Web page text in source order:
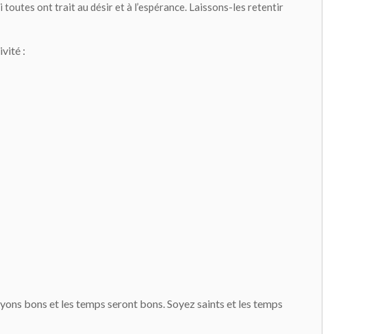
ont trait au désir et à l’espérance. Laissons-les retentir
:
bons et les temps seront bons. Soyez saints et les temps